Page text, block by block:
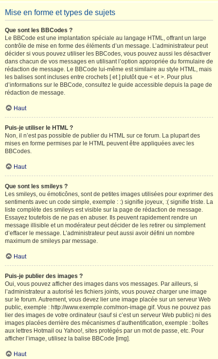
Mise en forme et types de sujets
Que sont les BBCodes ?
Le BBCode est une implantation spéciale au langage HTML, offrant un large
contrôle de mise en forme des éléments d’un message. L’administrateur peut
décider si vous pouvez utiliser les BBCodes, vous pouvez aussi les désactiver
dans chacun de vos messages en utilisant l’option appropriée du formulaire de
rédaction de message. Le BBCode lui-même est similaire au style HTML, mais
les balises sont incluses entre crochets [ et ] plutôt que < et >. Pour plus
d’informations sur le BBCode, consultez le guide accessible depuis la page de
rédaction de message.
Haut
Puis-je utiliser le HTML ?
Non, il n’est pas possible de publier du HTML sur ce forum. La plupart des
mises en forme permises par le HTML peuvent être appliquées avec les
BBCodes.
Haut
Que sont les smileys ?
Les smileys, ou émoticônes, sont de petites images utilisées pour exprimer des
sentiments avec un code simple, exemple : :) signifie joyeux, :( signifie triste. La
liste complète des smileys est visible sur la page de rédaction de message.
Essayez toutefois de ne pas en abuser. Ils peuvent rapidement rendre un
message illisible et un modérateur peut décider de les retirer ou simplement
d’effacer le message. L’administrateur peut aussi avoir défini un nombre
maximum de smileys par message.
Haut
Puis-je publier des images ?
Oui, vous pouvez afficher des images dans vos messages. Par ailleurs, si
l’administrateur a autorisé les fichiers joints, vous pouvez charger une image
sur le forum. Autrement, vous devez lier une image placée sur un serveur Web
public, exemple : http://www.exemple.com/mon-image.gif. Vous ne pouvez pas
lier des images de votre ordinateur (sauf si c’est un serveur Web public) ni des
images placées derrière des mécanismes d’authentification, exemple : boîtes
aux lettres Hotmail ou Yahoo!, sites protégés par un mot de passe, etc. Pour
afficher l’image, utilisez la balise BBCode [img].
Haut